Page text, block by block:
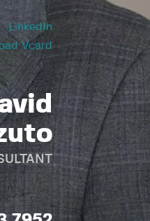
LinkedIn
Vcard